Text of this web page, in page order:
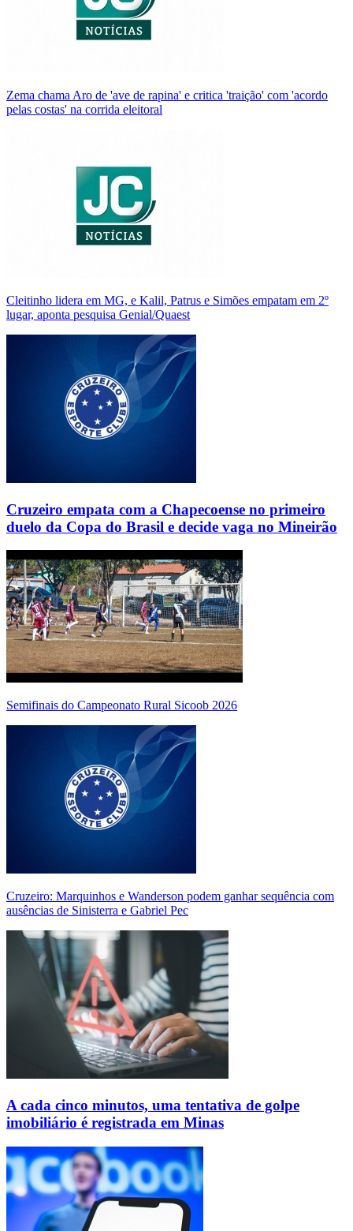
Zema chama Aro de 'ave de rapina' e critica 'traição' com 'acordo
pelas costas' na corrida eleitoral
Cleitinho lidera em MG, e Kalil, Patrus e Simões empatam em 2º
lugar, aponta pesquisa Genial/Quaest
Cruzeiro empata com a Chapecoense no primeiro
duelo da Copa do Brasil e decide vaga no Mineirão
Semifinais do Campeonato Rural Sicoob 2026
Cruzeiro: Marquinhos e Wanderson podem ganhar sequência com
ausências de Sinisterra e Gabriel Pec
A cada cinco minutos, uma tentativa de golpe
imobiliário é registrada em Minas